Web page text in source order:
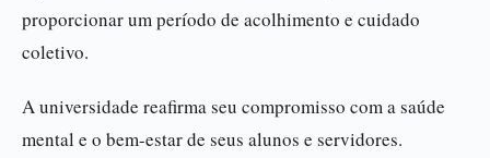
proporcionar um período de acolhimento e cuidado
coletivo.
A universidade reafirma seu compromisso com a saúde
mental e o bem-estar de seus alunos e servidores.